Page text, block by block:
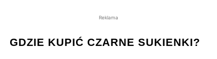
Reklama
GDZIE KUPIĆ CZARNE SUKIENKI?